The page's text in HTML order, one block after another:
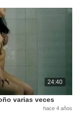
24:40
varias veces
hace 4 años